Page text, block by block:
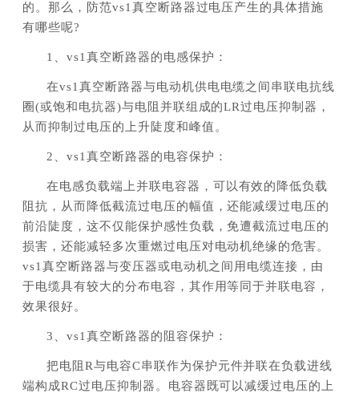
的。那么，防范vs1真空断路器过电压产生的具体措施
有哪些呢?
1、vs1真空断路器的电感保护：
在vs1真空断路器与电动机供电电缆之间串联电抗线
圈(或饱和电抗器)与电阻并联组成的LR过电压抑制器，
从而抑制过电压的上升陡度和峰值。
2、vs1真空断路器的电容保护：
在电感负载端上并联电容器，可以有效的降低负载
阻抗，从而降低截流过电压的幅值，还能减缓过电压的
前沿陡度，这不仅能保护感性负载，免遭截流过电压的
损害，还能减轻多次重燃过电压对电动机绝缘的危害。
vs1真空断路器与变压器或电动机之间用电缆连接，由
于电缆具有较大的分布电容，其作用等同于并联电容，
效果很好。
3、vs1真空断路器的阻容保护：
把电阻R与电容C串联作为保护元件并联在负载进线
端构成RC过电压抑制器。电容器既可以减缓过电压的上